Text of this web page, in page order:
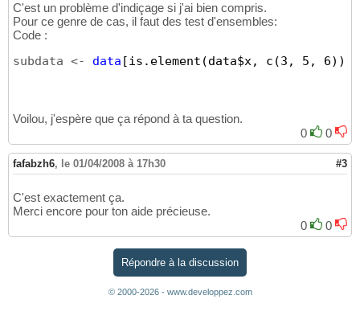
C'est un problème d'indiçage si j'ai bien compris.
Pour ce genre de cas, il faut des test d'ensembles:
Code :
subdata <- data [is.element(data$x, c(3, 5, 6)),
Voilou, j'espère que ça répond à ta question.
0
0
fafabzh6, le 01/04/2008 à 17h30 #3
C'est exactement ça.
Merci encore pour ton aide précieuse.
0
0
Répondre à la discussion
© 2000-2026 - www.developpez.com